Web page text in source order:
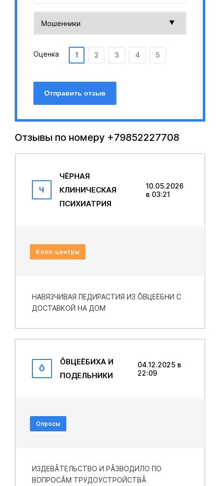
Оценка 1 2 3 4 5
Отправить отзыв
Отзывы по номеру +79852227708
Ч
ЧЁРНАЯ
КЛИНИЧЕСКАЯ
ПСИХИАТРИЯ
10.05.2026
в 03:21
Колл-центры
НАВЯЗЧИВАЯ ПEДИРАСТИЯ ИЗ ÔВЦEËБНИ С
ДОСТАВКОЙ НА ДОМ
Ȏ
ȎВЦEЁƂИХA И
ПОДЕЛЬНИКИ
04.12.2025 в
22:09
Опросы
ИЗДЕВȂТЕЛЬСТВО И РȂЗВОДИЛО ПО
ВОПРОСȂМ ТРУДОУСТРОЙСТВȂ